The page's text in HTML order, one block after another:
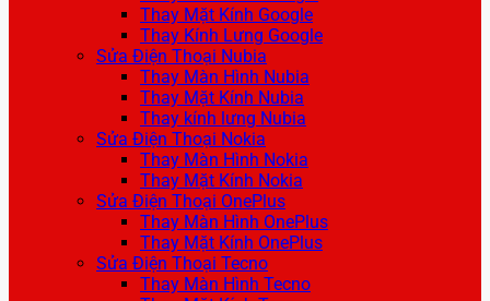
Thay Mặt Kính Google
Thay Kính Lưng Google
Sửa Điện Thoại Nubia
Thay Màn Hình Nubia
Thay Mặt Kính Nubia
Thay kính lưng Nubia
Sửa Điện Thoại Nokia
Thay Màn Hình Nokia
Thay Mặt Kính Nokia
Sửa Điện Thoại OnePlus
Thay Màn Hình OnePlus
Thay Mặt Kính OnePlus
Sửa Điện Thoại Tecno
Thay Màn Hình Tecno